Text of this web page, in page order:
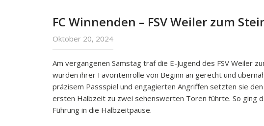
FC Winnenden – FSV Weiler zum
Oktober 20, 2024
Am vergangenen Samstag traf die E-Jugend des FSV Weiler
wurden ihrer Favoritenrolle von Beginn an gerecht und
präzisem Passspiel und engagierten Angriffen setzten sie
ersten Halbzeit zu zwei sehenswerten Toren führte. So ging
Führung in die Halbzeitpause.